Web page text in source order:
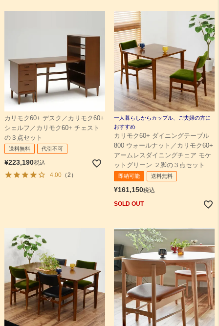
カリモク60+ デスク／カリモク60+
シェルフ／カリモク60+ チェスト
の３点セット
送料無料 代引不可
¥223,190税込
4.00（2）
一人暮らしからカップル、ご夫婦の方に
おすすめ
カリモク60+ ダイニングテーブル
800 ウォールナット／カリモク60+
アームレスダイニングチェア モケ
ットグリーン ２脚の３点セット
即納可能 送料無料
¥161,150税込
SOLD OUT